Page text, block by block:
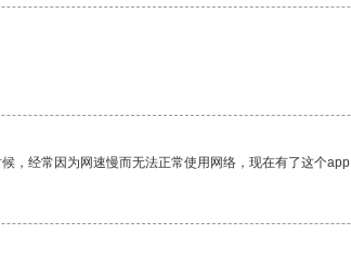
经常因为网速慢而无法正常使用网络，现在有了这个app